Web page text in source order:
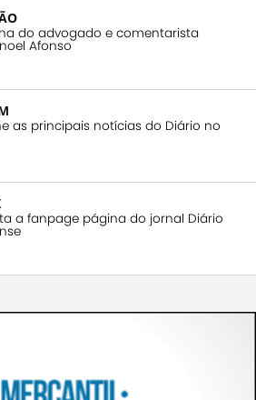
do advogado e comentarista
Afonso
as principais notícias do Diário no
a fanpage página do jornal Diário